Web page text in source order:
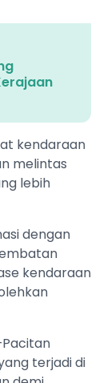
kendaraan
melintas
lebih
dengan
kendaraan
terjadi di